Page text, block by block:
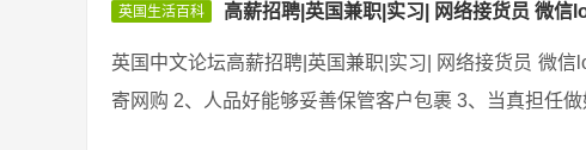
英国生活百科 高薪招聘|英国兼职|实习| 网络接货员 微信
英国中文论坛高薪招聘|英国兼职|实习| 网络接货员 微
寄网购 2、人品好能够妥善保管客户包裹 3、当真担任